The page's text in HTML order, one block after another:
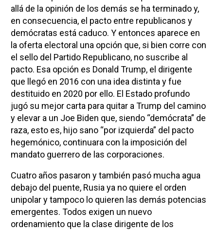
allá de la opinión de los demás se ha terminado y,
en consecuencia, el pacto entre republicanos y
demócratas está caduco. Y entonces aparece en
la oferta electoral una opción que, si bien corre con
el sello del Partido Republicano, no suscribe al
pacto. Esa opción es Donald Trump, el dirigente
que llegó en 2016 con una idea distinta y fue
destituido en 2020 por ello. El Estado profundo
jugó su mejor carta para quitar a Trump del camino
y elevar a un Joe Biden que, siendo “demócrata” de
raza, esto es, hijo sano “por izquierda” del pacto
hegemónico, continuara con la imposición del
mandato guerrero de las corporaciones.
Cuatro años pasaron y también pasó mucha agua
debajo del puente, Rusia ya no quiere el orden
unipolar y tampoco lo quieren las demás potencias
emergentes. Todos exigen un nuevo
ordenamiento que la clase dirigente de los